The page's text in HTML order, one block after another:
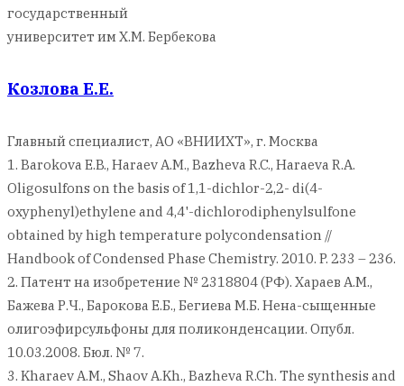
государственный
университет им Х.М. Бербекова
Козлова Е.Е.
Главный специалист, АО «ВНИИХТ», г. Москва
1. Barokova E.B., Haraev A.M., Bazheva R.C., Haraeva R.A.
Oligosulfons on the basis of 1,1-dichlor-2,2- di(4-
oxyphenyl)ethylene and 4,4'-dichlorodiphenylsulfone
obtained by high temperature polycondensation //
Handbook of Condensed Phase Chemistry. 2010. P. 233 – 236.
2. Патент на изобретение № 2318804 (РФ). Хараев А.М.,
Бажева Р.Ч., Барокова Е.Б., Бегиева М.Б. Нена-сыщенные
олигоэфирсульфоны для поликонденсации. Опубл.
10.03.2008. Бюл. № 7.
3. Kharaev A.M., Shaov A.Kh., Bazheva R.Ch. The synthesis and